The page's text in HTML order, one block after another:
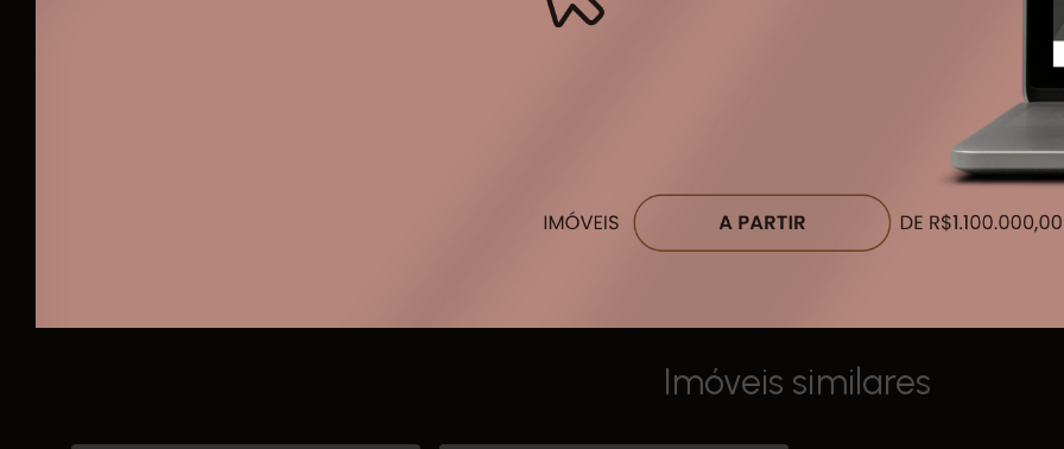
Imóveis similares